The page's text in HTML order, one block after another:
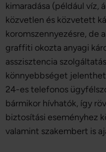
kimaradása (például víz,
közvetlen és közvetett
koromszennyezésre, de
graffiti okozta anyagi
asszisztencia
könnyebbséget
24-es telefonos
bármikor hívhatók, így
biztosítási eseményhez
valamint szakembert is